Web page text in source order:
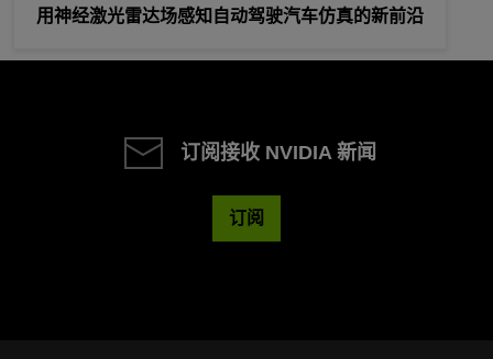
用神经激光雷达场感知自动驾驶汽车仿真的新前沿
订阅接收 NVIDIA 新闻
订阅